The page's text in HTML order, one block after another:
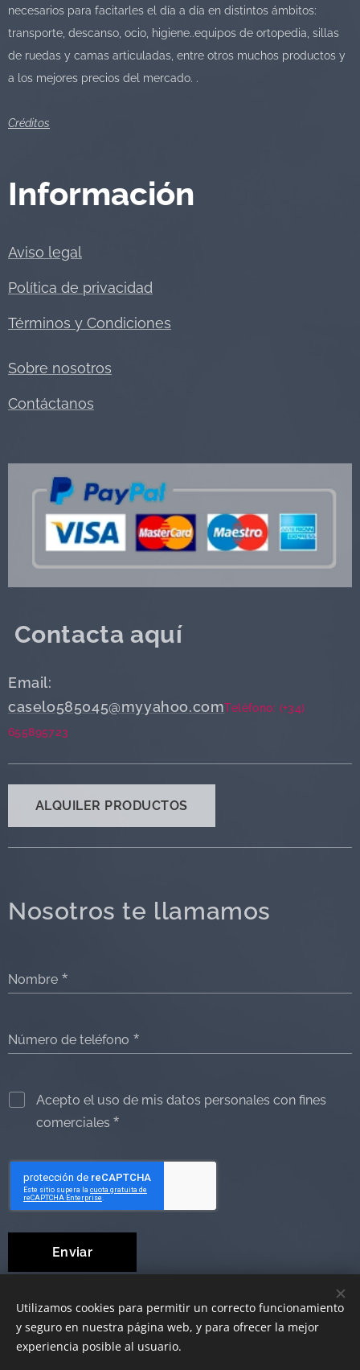
necesarios para facitarles el día a día en distintos ámbitos:
transporte, descanso, ocio, higiene..equipos de ortopedia, sillas
de ruedas y camas articuladas, entre otros muchos productos y
a los mejores precios del mercado. .
Créditos
Información
Aviso legal
Política de privacidad
Términos y Condiciones
Sobre nosotros
Contáctanos
Contacta aquí
Email:
caselo585045@myyahoo.comTeléfono: (+34)
655895723
ALQUILER PRODUCTOS
Nosotros te llamamos
Nombre
Número de teléfono
Acepto el uso de mis datos personales con fines
comerciales
Enviar
© 2019 Ayudas Técnicas al Dependiente Cookies
Utilizamos cookies para permitir un correcto funcionamiento
y seguro en nuestra página web, y para ofrecer la mejor
experiencia posible al usuario.